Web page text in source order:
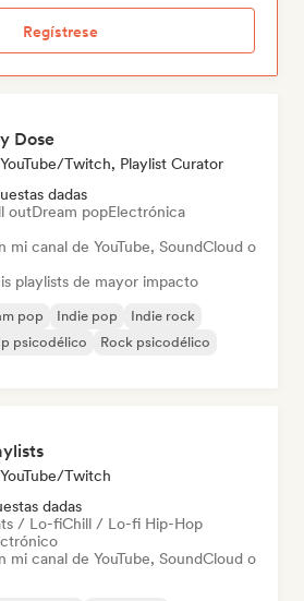
Regístrese
Dose
Twitch, Playlist Curator
dadas
outDream popElectrónica
mi canal de YouTube, SoundCloud o
playlists de mayor impacto
pop Indie pop
Indie rock
psicodélico
Rock psicodélico
Twitch
dadas
/ Lo-fiChill / Lo-fi Hip-Hop
mi canal de YouTube, SoundCloud o